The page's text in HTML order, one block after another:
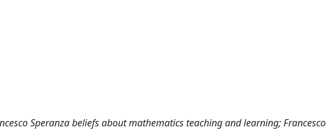
Speranza beliefs about mathematics teaching and learning;